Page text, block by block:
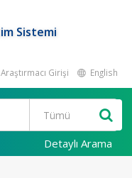
Sistemi
Araştırmacı Girişi English
Detaylı Arama